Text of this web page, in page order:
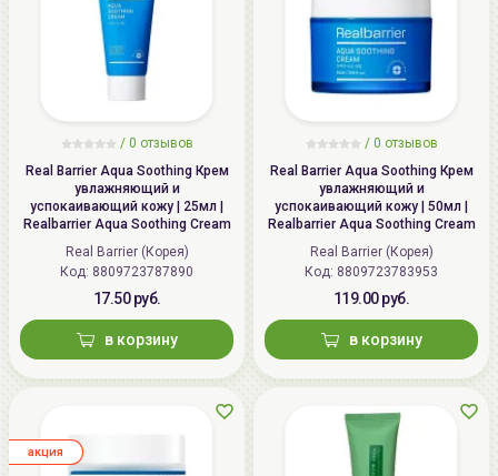
/ 0 отзывов
Real Barrier Aqua Soothing Крем
увлажняющий и
успокаивающий кожу | 25мл |
Realbarrier Aqua Soothing Cream
Real Barrier (Корея)
Код: 8809723787890
17.50 руб.
в корзину
/ 0 отзывов
Real Barrier Aqua Soothing Крем
увлажняющий и
успокаивающий кожу | 50мл |
Realbarrier Aqua Soothing Cream
Real Barrier (Корея)
Код: 8809723783953
119.00 руб.
в корзину
aкция